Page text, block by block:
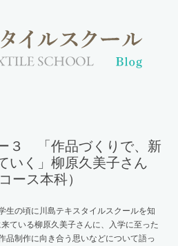
３ 「作品づくりで、新
いく」柳原久美子さん
ース本科）
生の頃に川島テキスタイルスクールを知
ている柳原久美子さんに、入学に至った
品制作に向き合う思いなどについて語っ